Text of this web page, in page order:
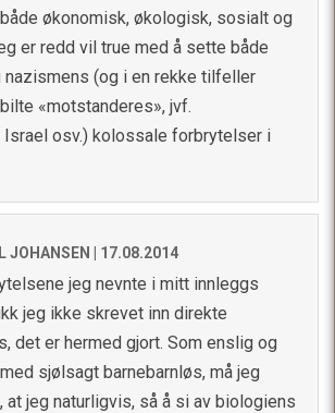
økonomisk, økologisk, sosialt og
er redd vil true med å sette både
(og i en rekke tilfeller
«motstanderes», jvf.
Israel osv.) kolossale forbrytelser i
JOHANSEN | 17.08.2014
jeg nevnte i mitt innleggs
jeg ikke skrevet inn direkte
det er hermed gjort. Som enslig og
sjølsagt barnebarnløs, må jeg
jeg naturligvis, så å si av biologiens